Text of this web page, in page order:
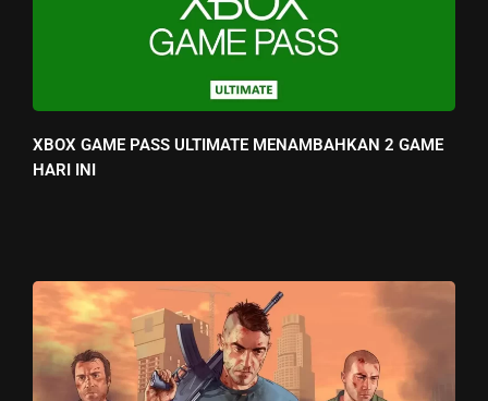
XBOX GAME PASS ULTIMATE MENAMBAHKAN 2 GAME
HARI INI